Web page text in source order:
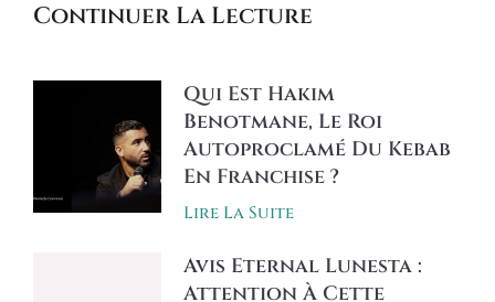
Continuer La Lecture
Qui Est Hakim
Benotmane, Le Roi
Autoproclamé Du Kebab
En Franchise ?
Lire La Suite
Avis Eternal Lunesta :
Attention À Cette